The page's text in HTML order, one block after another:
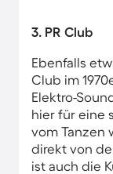
3. PR Club
Ebenfalls
Club im
Elektro-
hier für eine
vom Tanzen
direkt von
ist auch die